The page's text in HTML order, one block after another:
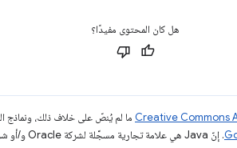
هل كان المحتوى مفيدًا؟
ما لم يُنصّ على خلاف ذلك،
. إنّ Java هي علامة تجارية مسجَّلة لشركة Oracle و/أو شركائها التابعين.